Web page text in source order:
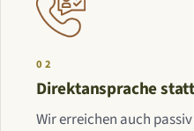
02
Direktansprache
Wir erreichen auch